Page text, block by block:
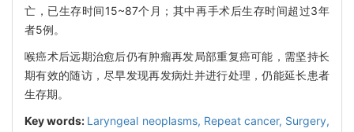
亡，已生存时间15~87个月；其中再手术后生存时间超过3年
者5例。
喉癌术后远期治愈后仍有肿瘤再发局部重复癌可能，需坚持长
期有效的随访，尽早发现再发病灶并进行处理，仍能延长患者
生存期。
Key words: Laryngeal neoplasms, Repeat cancer, Surgery,